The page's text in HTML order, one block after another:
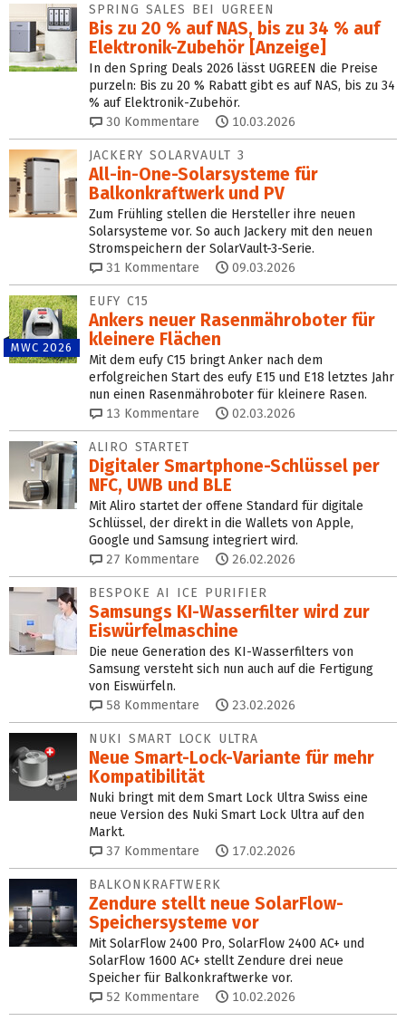
SPRING SALES BEI UGREEN
Bis zu 20 % auf NAS, bis zu 34 % auf
Elektronik-Zubehör [Anzeige]
In den Spring Deals 2026 lässt UGREEN die Preise
purzeln: Bis zu 20 % Rabatt gibt es auf NAS, bis zu 34
% auf Elektronik-Zubehör.
30 Kommentare 10.03.2026
JACKERY SOLARVAULT 3
All-in-One-Solarsysteme für
Balkonkraftwerk und PV
Zum Frühling stellen die Hersteller ihre neuen
Solarsysteme vor. So auch Jackery mit den neuen
Stromspeichern der SolarVault-3-Serie.
31 Kommentare 09.03.2026
MWC 2026
EUFY C15
Ankers neuer Rasenmähroboter für
kleinere Flächen
Mit dem eufy C15 bringt Anker nach dem
erfolgreichen Start des eufy E15 und E18 letztes Jahr
nun einen Rasenmähroboter für kleinere Rasen.
13 Kommentare 02.03.2026
ALIRO STARTET
Digitaler Smartphone-Schlüssel per
NFC, UWB und BLE
Mit Aliro startet der offene Standard für digitale
Schlüssel, der direkt in die Wallets von Apple,
Google und Samsung integriert wird.
27 Kommentare 26.02.2026
BESPOKE AI ICE PURIFIER
Samsungs KI-Wasserfilter wird zur
Eiswürfelmaschine
Die neue Generation des KI-Wasserfilters von
Samsung versteht sich nun auch auf die Fertigung
von Eiswürfeln.
58 Kommentare 23.02.2026
NUKI SMART LOCK ULTRA
Neue Smart-Lock-Variante für mehr
Kompatibilität
Nuki bringt mit dem Smart Lock Ultra Swiss eine
neue Version des Nuki Smart Lock Ultra auf den
Markt.
37 Kommentare 17.02.2026
BALKONKRAFTWERK
Zendure stellt neue SolarFlow-
Speichersysteme vor
Mit SolarFlow 2400 Pro, SolarFlow 2400 AC+ und
SolarFlow 1600 AC+ stellt Zendure drei neue
Speicher für Balkonkraftwerke vor.
52 Kommentare 10.02.2026